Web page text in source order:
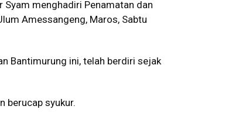
Syam menghadiri Penamatan dan
Amessangeng, Maros, Sabtu
Bantimurung ini, telah berdiri sejak
berucap syukur.